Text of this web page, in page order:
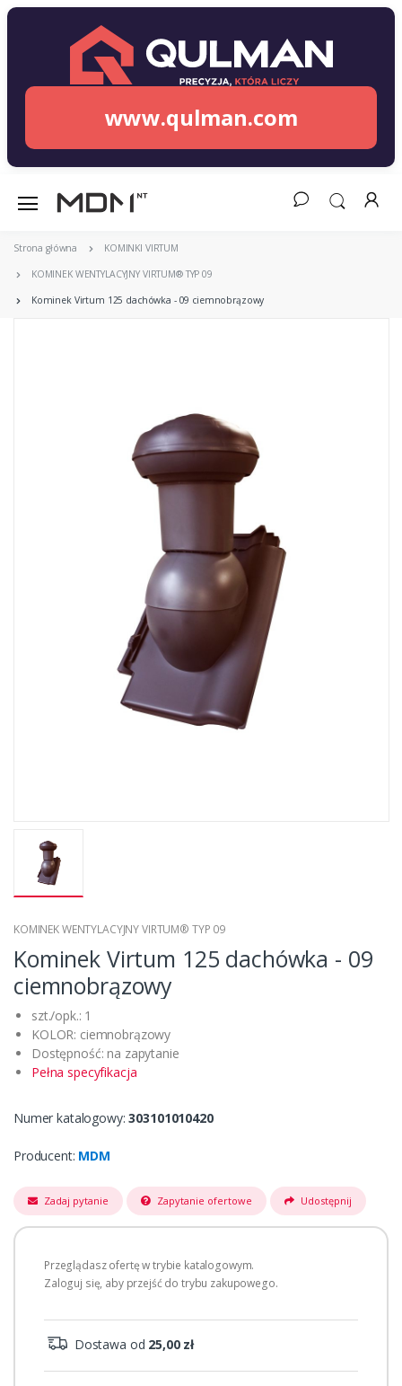
www.qulman.com
Strona główna KOMINKI VIRTUM
KOMINEK WENTYLACYJNY VIRTUM® TYP 09
Kominek Virtum 125 dachówka - 09 ciemnobrązowy
KOMINEK WENTYLACYJNY VIRTUM® TYP 09
Kominek Virtum 125 dachówka - 09
ciemnobrązowy
szt./opk.: 1
KOLOR: ciemnobrązowy
Dostępność: na zapytanie
Pełna specyfikacja
Numer katalogowy:303101010420
Producent: MDM
Zadaj pytanie Zapytanie ofertowe Udostępnij
Przeglądasz ofertę w trybie katalogowym.
Zaloguj się, aby przejść do trybu zakupowego.
Dostawa od 25,00 zł